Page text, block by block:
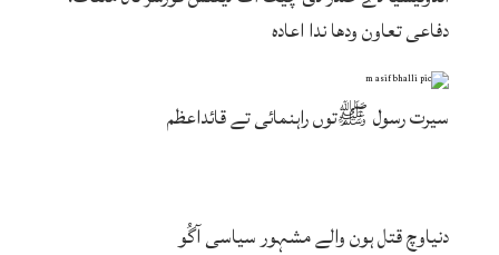
دفاعی تعاون ودھا ندا اعادہ
سیرت رسول ﷺتوں راہنمائی تے قائداعظم
دنیاوچ قتل ہون والے مشہور سیاسی آگُو